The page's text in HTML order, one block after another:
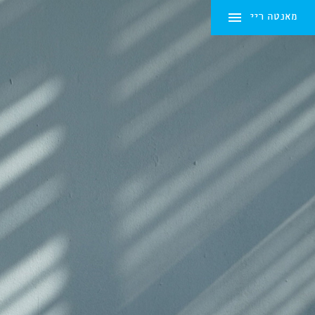
מאנטה ריי